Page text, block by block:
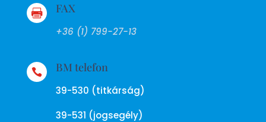
 FAX
+36 (1) 799-27-13
 BM telefon
39-530 (titkárság)
39-531 (jogsegély)